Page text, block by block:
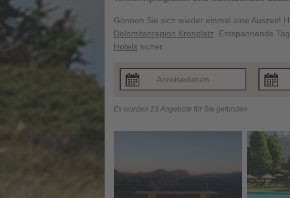
Gönnen Sie sich wieder einmal eine Auszeit!
Dolomitenregion Kronplatz . Entspannende
Hotels sicher.
Es wurden 23 Angebote für Sie gefunden